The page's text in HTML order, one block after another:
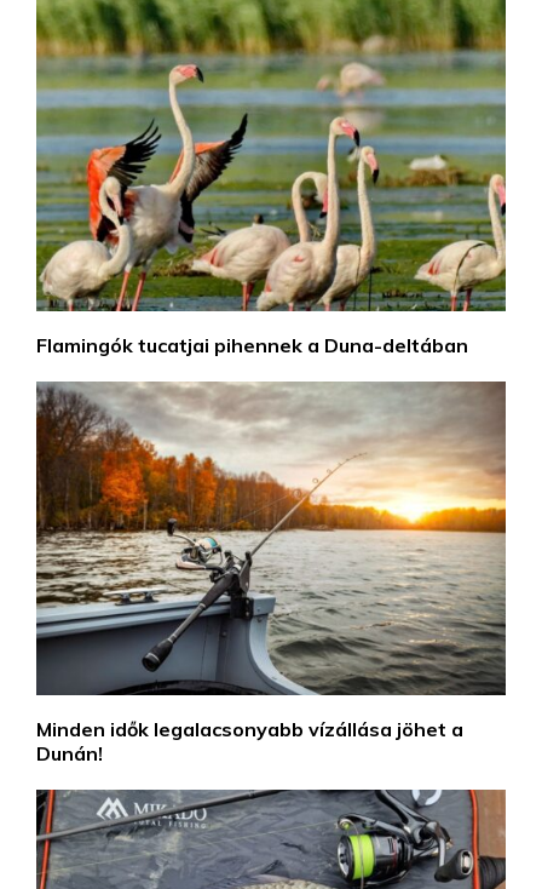
Flamingók tucatjai pihennek a Duna-deltában
Minden idők legalacsonyabb vízállása jöhet a
Dunán!